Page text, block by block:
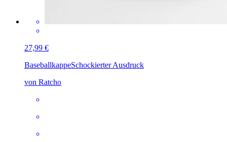
27,99 €
BaseballkappeSchockierter Ausdruck
von Ratcho